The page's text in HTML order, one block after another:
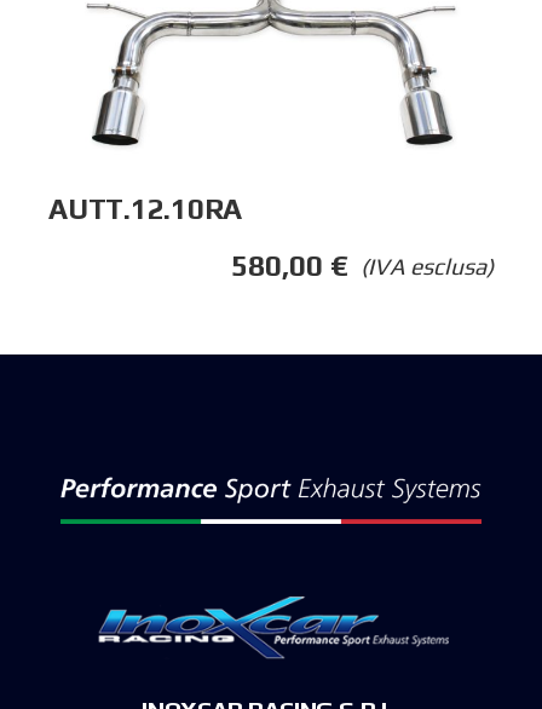
AUTT.12.10RA
(IVA esclusa)
580,00 €